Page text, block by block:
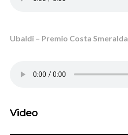
Ubaldi – Premio Costa Smeralda
Video